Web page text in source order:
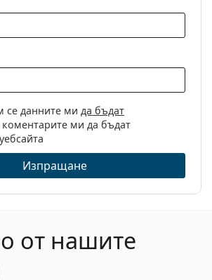
Дамски
Диоптрични очила
Marc Jacobs
590 Y3R 17 54
се данните ми да бъдат
коментарите ми да бъдат
Изпращане
от нашите